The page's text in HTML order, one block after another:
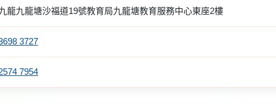
龍九龍塘沙福道19號教育局九龍塘教育服務中心東座2樓
3727
7954